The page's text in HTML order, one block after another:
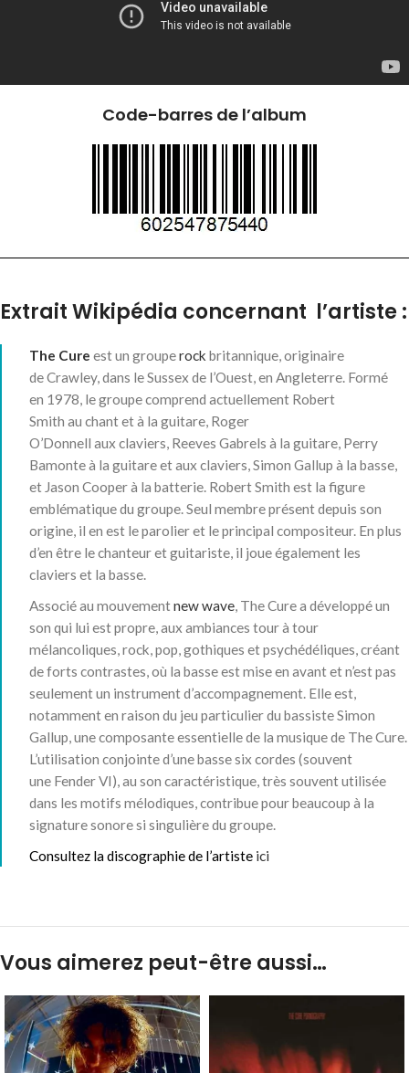
Code-barres de l’album
Extrait Wikipédia concernant l’artiste :
The Cure est un grouperock britannique, originaire
de Crawley, dans le Sussex de l’Ouest, en Angleterre. Formé
en 1978, le groupe comprend actuellement Robert
Smith au chant et à la guitare, Roger
O’Donnell aux claviers, Reeves Gabrels à la guitare, Perry
Bamonte à la guitare et aux claviers, Simon Gallup à la basse,
et Jason Cooper à la batterie. Robert Smith est la figure
emblématique du groupe. Seul membre présent depuis son
origine, il en est le parolier et le principal compositeur. En plus
d’en être le chanteur et guitariste, il joue également les
claviers et la basse.
Associé au mouvementnew wave, The Cure a développé un
son qui lui est propre, aux ambiances tour à tour
mélancoliques, rock, pop, gothiques et psychédéliques, créant
de forts contrastes, où la basse est mise en avant et n’est pas
seulement un instrument d’accompagnement. Elle est,
notamment en raison du jeu particulier du bassiste Simon
Gallup, une composante essentielle de la musique de The Cure.
L’utilisation conjointe d’une basse six cordes (souvent
une Fender VI), au son caractéristique, très souvent utilisée
dans les motifs mélodiques, contribue pour beaucoup à la
signature sonore si singulière du groupe.
Consultez la discographie de l’artiste ici
Vous aimerez peut-être aussi…